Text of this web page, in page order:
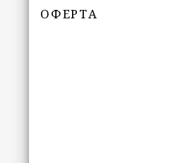
ОФЕРТА